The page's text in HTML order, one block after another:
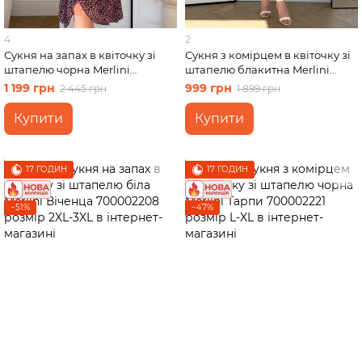
4
Сукня на запах в квіточку зі
штапелю чорна Merlini
Віченца 700002204 розмір L-
1 199 грн 2 445 грн
Купити
2
Сукня з комірцем в квіточку зі
штапелю блакитна Merlini
Тарпи 700002222 розмір 4XL-
999 грн 1 899 грн
Купити
17 ГОДИН
−51%
17 ГОДИН
−47%